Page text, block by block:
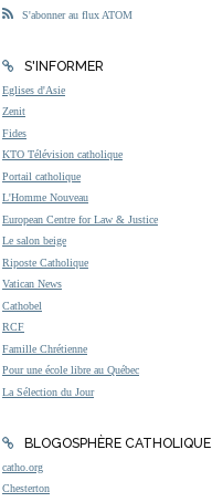
S'abonner au flux ATOM
S'INFORMER
Eglises d'Asie
Zenit
Fides
KTO Télévision catholique
Portail catholique
L'Homme Nouveau
European Centre for Law & Justice
Le salon beige
Riposte Catholique
Vatican News
Cathobel
RCF
Famille Chrétienne
Pour une école libre au Québec
La Sélection du Jour
BLOGOSPHÈRE CATHOLIQUE
catho.org
Chesterton